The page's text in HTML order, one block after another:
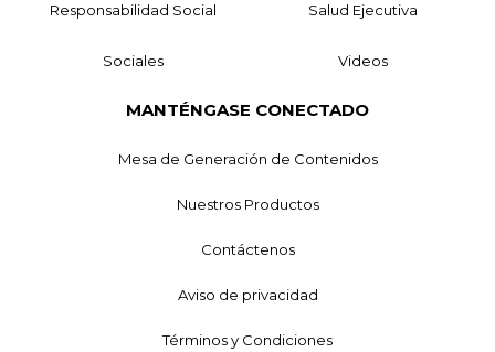
Responsabilidad Social Salud Ejecutiva
Sociales Videos
MANTÉNGASE CONECTADO
Mesa de Generación de Contenidos
Nuestros Productos
Contáctenos
Aviso de privacidad
Términos y Condiciones